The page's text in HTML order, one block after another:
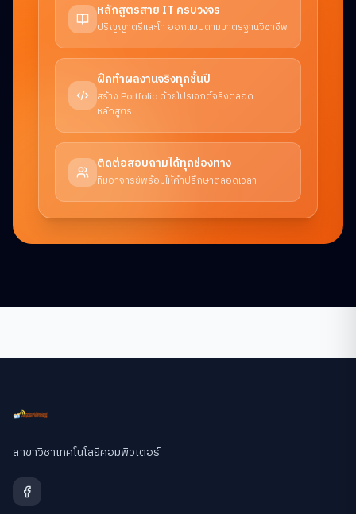
หลักสูตรสาย IT ครบวงจร
ปริญญาตรีและโท ออกแบบตามมาตรฐานวิชาชีพ
ฝึกทำผลงานจริงทุกชั้นปี
สร้าง Portfolio ด้วยโปรเจกต์จริงตลอด
หลักสูตร
ติดต่อสอบถามได้ทุกช่องทาง
ทีมอาจารย์พร้อมให้คำปรึกษาตลอดเวลา
สาขาวิชาเทคโนโลยีคอมพิวเตอร์